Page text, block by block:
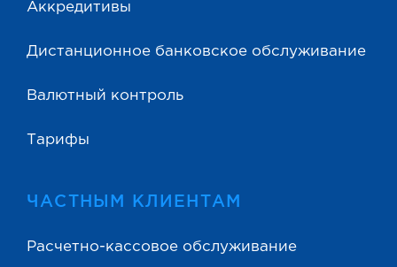
Аккредитивы
Дистанционное банковское обслуживание
Валютный контроль
Тарифы
ЧАСТНЫМ КЛИЕНТАМ
Расчетно-кассовое обслуживание